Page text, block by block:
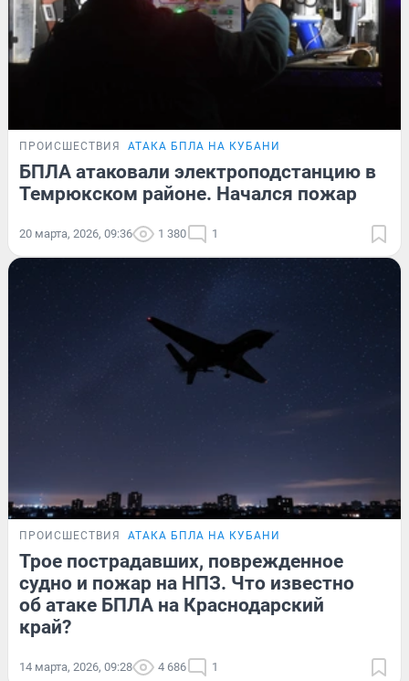
ПРОИСШЕСТВИЯ АТАКА БПЛА НА КУБАНИ
БПЛА атаковали электроподстанцию в
Темрюкском районе. Начался пожар
20 марта, 2026, 09:36 1 380 1
ПРОИСШЕСТВИЯ АТАКА БПЛА НА КУБАНИ
Трое пострадавших, поврежденное
судно и пожар на НПЗ. Что известно
об атаке БПЛА на Краснодарский
край?
14 марта, 2026, 09:28 4 686 1